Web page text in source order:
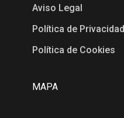
Aviso Legal
Política de Privacidad
Política de Cookies
MAPA